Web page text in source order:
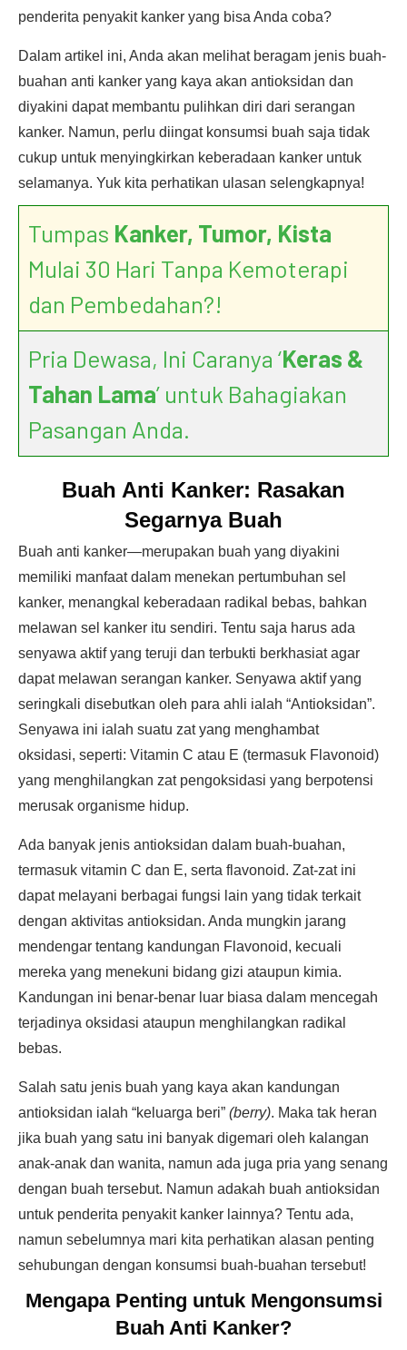
penderita penyakit kanker yang bisa Anda coba?
Dalam artikel ini, Anda akan melihat beragam jenis buah-
buahan anti kanker yang kaya akan antioksidan dan
diyakini dapat membantu pulihkan diri dari serangan
kanker. Namun, perlu diingat konsumsi buah saja tidak
cukup untuk menyingkirkan keberadaan kanker untuk
selamanya. Yuk kita perhatikan ulasan selengkapnya!
Tumpas Kanker, Tumor, Kista
Mulai 30 Hari Tanpa Kemoterapi
dan Pembedahan?!
Pria Dewasa, Ini Caranya ‘Keras &
Tahan Lama’ untuk Bahagiakan
Pasangan Anda.
Buah Anti Kanker: Rasakan
Segarnya Buah
Buah anti kanker—merupakan buah yang diyakini
memiliki manfaat dalam menekan pertumbuhan sel
kanker, menangkal keberadaan radikal bebas, bahkan
melawan sel kanker itu sendiri. Tentu saja harus ada
senyawa aktif yang teruji dan terbukti berkhasiat agar
dapat melawan serangan kanker. Senyawa aktif yang
seringkali disebutkan oleh para ahli ialah “Antioksidan”.
Senyawa ini ialah suatu zat yang menghambat
oksidasi, seperti: Vitamin C atau E (termasuk Flavonoid)
yang menghilangkan zat pengoksidasi yang berpotensi
merusak organisme hidup.
Ada banyak jenis antioksidan dalam buah-buahan,
termasuk vitamin C dan E, serta flavonoid. Zat-zat ini
dapat melayani berbagai fungsi lain yang tidak terkait
dengan aktivitas antioksidan. Anda mungkin jarang
mendengar tentang kandungan Flavonoid, kecuali
mereka yang menekuni bidang gizi ataupun kimia.
Kandungan ini benar-benar luar biasa dalam mencegah
terjadinya oksidasi ataupun menghilangkan radikal
bebas.
Salah satu jenis buah yang kaya akan kandungan
antioksidan ialah “keluarga beri” (berry). Maka tak heran
jika buah yang satu ini banyak digemari oleh kalangan
anak-anak dan wanita, namun ada juga pria yang senang
dengan buah tersebut. Namun adakah buah antioksidan
untuk penderita penyakit kanker lainnya? Tentu ada,
namun sebelumnya mari kita perhatikan alasan penting
sehubungan dengan konsumsi buah-buahan tersebut!
Mengapa Penting untuk Mengonsumsi
Buah Anti Kanker?